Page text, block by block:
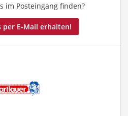
im Posteingang finden?
per E-Mail erhalten!